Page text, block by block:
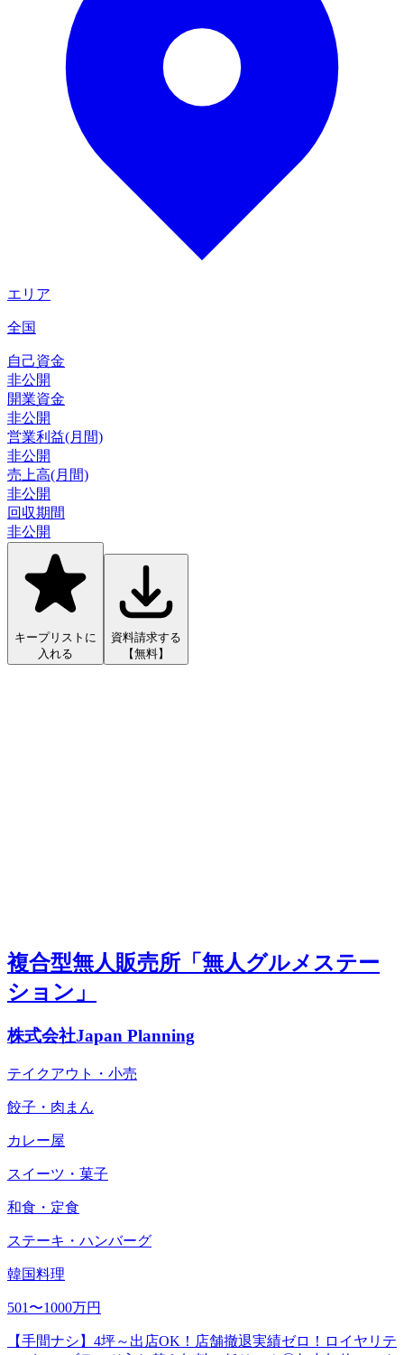
エリア
全国
自己資金
非公開
開業資金
非公開
営業利益(月間)
非公開
売上高(月間)
非公開
回収期間
非公開
キープリストに
入れる
資料請求する
【無料】
複合型無人販売所「無人グルメステー
ション」
株式会社Japan Planning
テイクアウト・小売
餃子・肉まん
カレー屋
スイーツ・菓子
和食・定食
ステーキ・ハンバーグ
韓国料理
501〜1000万円
【手間ナシ】4坪～出店OK！店舗撤退実績ゼロ！ロイヤリテ